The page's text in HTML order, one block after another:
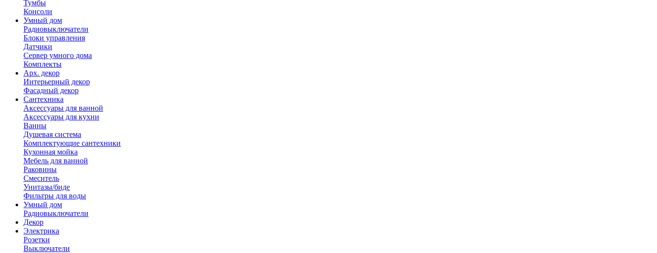
Тумбы
Консоли
Умный дом
Радиовыключатели
Блоки управления
Датчики
Сервер умного дома
Комплекты
Арх. декор
Интерьерный декор
Фасадный декор
Сантехника
Аксессуары для ванной
Аксессуары для кухни
Ванны
Душевая система
Комплектующие сантехники
Кухонная мойка
Мебель для ванной
Раковины
Смеситель
Унитазы/биде
Фильтры для воды
Умный дом
Радиовыключатели
Декор
Электрика
Розетки
Выключатели